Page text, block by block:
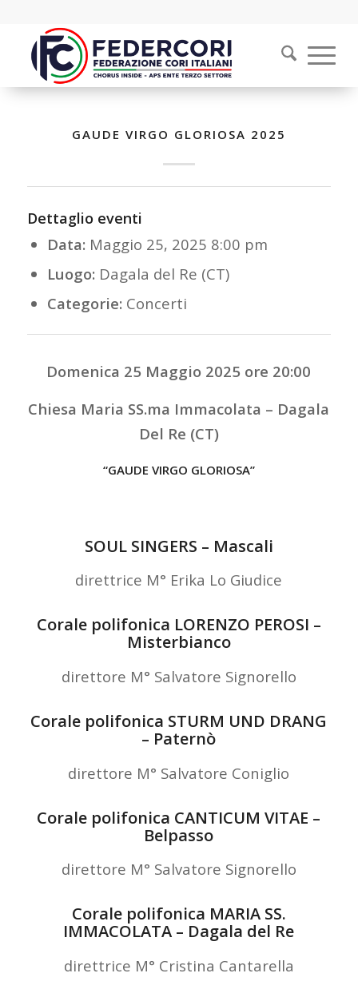
GAUDE VIRGO GLORIOSA 2025
Dettaglio eventi
Data: Maggio 25, 2025 8:00 pm
Luogo: Dagala del Re (CT)
Categorie: Concerti
Domenica 25 Maggio 2025 ore 20:00
Chiesa Maria SS.ma Immacolata – Dagala
Del Re (CT)
“GAUDE VIRGO GLORIOSA”
SOUL SINGERS – Mascali
direttrice M° Erika Lo Giudice
Corale polifonica LORENZO PEROSI –
Misterbianco
direttore M° Salvatore Signorello
Corale polifonica STURM UND DRANG
– Paternò
direttore M° Salvatore Coniglio
Corale polifonica CANTICUM VITAE –
Belpasso
direttore M° Salvatore Signorello
Corale polifonica MARIA SS.
IMMACOLATA – Dagala del Re
direttrice M° Cristina Cantarella